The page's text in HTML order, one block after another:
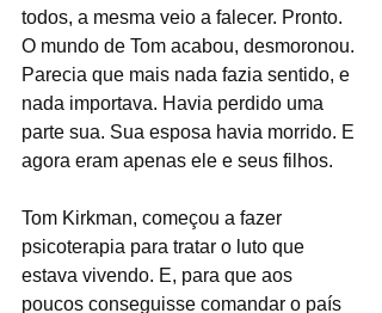
todos, a mesma veio a falecer. Pronto.
O mundo de Tom acabou, desmoronou.
Parecia que mais nada fazia sentido, e
nada importava. Havia perdido uma
parte sua. Sua esposa havia morrido. E
agora eram apenas ele e seus filhos.
Tom Kirkman, começou a fazer
psicoterapia para tratar o luto que
estava vivendo. E, para que aos
poucos conseguisse comandar o país